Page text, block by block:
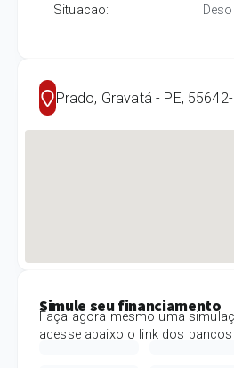
Situacao:
Prado, Gravatá - PE,
Simule seu financiamento
Faça agora mesmo uma
acesse abaixo o link dos